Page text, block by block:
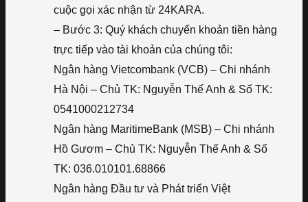
cuộc gọi xác nhận từ 24KARA.
– Bước 3: Quý khách chuyển khoản tiền hàng
trực tiếp vào tài khoản của chúng tôi:
Ngân hàng Vietcombank (VCB) – Chi nhánh
Hà Nội – Chủ TK: Nguyễn Thế Anh & Số TK:
0541000212734
Ngân hàng MaritimeBank (MSB) – Chi nhánh
Hồ Gươm – Chủ TK: Nguyễn Thế Anh & Số
TK: 036.010101.68866
Ngân hàng Đầu tư và Phát triển Việt